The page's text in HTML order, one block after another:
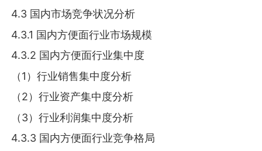
4.3 国内市场竞争状况分析
4.3.1 国内方便面行业市场规模
4.3.2 国内方便面行业集中度
（1）行业销售集中度分析
（2）行业资产集中度分析
（3）行业利润集中度分析
4.3.3 国内方便面行业竞争格局